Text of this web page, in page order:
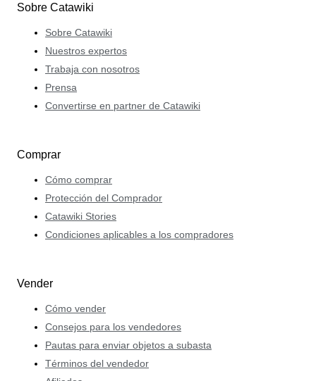
Sobre Catawiki
Sobre Catawiki
Nuestros expertos
Trabaja con nosotros
Prensa
Convertirse en partner de Catawiki
Comprar
Cómo comprar
Protección del Comprador
Catawiki Stories
Condiciones aplicables a los compradores
Vender
Cómo vender
Consejos para los vendedores
Pautas para enviar objetos a subasta
Términos del vendedor